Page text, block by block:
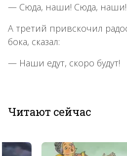
— Сюда, наши! Сюда, наши!
А третий привскочил
бока, сказал:
— Наши едут, скоро будут!
Читают сейчас